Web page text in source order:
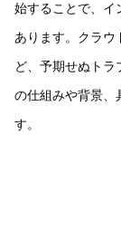
始することで、イ
あります。クラウ
ど、予期せぬト
の仕組みや背景、
す。